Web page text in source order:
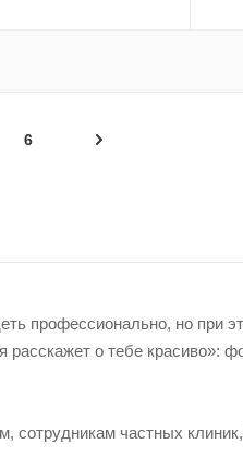
6
профессионально, но при
расскажет о тебе красиво»:
сотрудникам частных